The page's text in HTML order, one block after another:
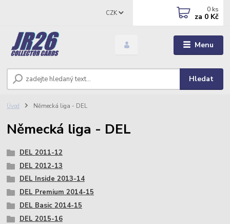
Menu
CZK
Hledat
0 ks
za 0 Kč
Úvod Německá liga - DEL
Německá liga - DEL
DEL 2011-12
DEL 2012-13
DEL Inside 2013-14
DEL Premium 2014-15
DEL Basic 2014-15
DEL 2015-16